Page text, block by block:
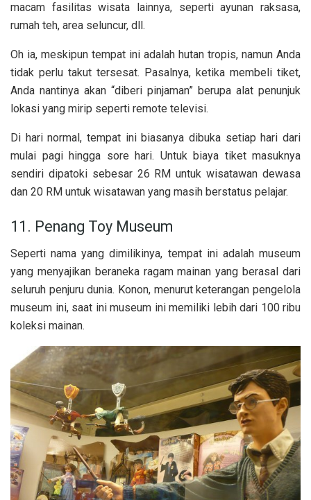
macam fasilitas wisata lainnya, seperti ayunan raksasa,
rumah teh, area seluncur, dll.
Oh ia, meskipun tempat ini adalah hutan tropis, namun Anda
tidak perlu takut tersesat. Pasalnya, ketika membeli tiket,
Anda nantinya akan “diberi pinjaman” berupa alat penunjuk
lokasi yang mirip seperti remote televisi.
Di hari normal, tempat ini biasanya dibuka setiap hari dari
mulai pagi hingga sore hari. Untuk biaya tiket masuknya
sendiri dipatoki sebesar 26 RM untuk wisatawan dewasa
dan 20 RM untuk wisatawan yang masih berstatus pelajar.
11. Penang Toy Museum
Seperti nama yang dimilikinya, tempat ini adalah museum
yang menyajikan beraneka ragam mainan yang berasal dari
seluruh penjuru dunia. Konon, menurut keterangan pengelola
museum ini, saat ini museum ini memiliki lebih dari 100 ribu
koleksi mainan.